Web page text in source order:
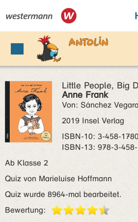
Little People, Big
Anne Frank
Von: Sánchez
2019 Insel Verlag
ISBN‑10: 3-458-
ISBN‑13: 978-3-
Ab Klasse 2
Quiz von Marieluise Hoffmann
Quiz wurde 8964-mal bearbeitet.
Bewertung: